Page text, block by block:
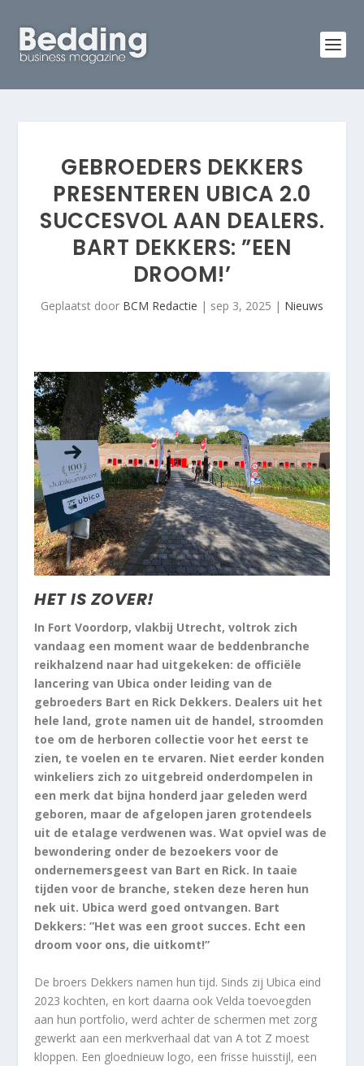
GEBROEDERS DEKKERS
PRESENTEREN UBICA 2.0
SUCCESVOL AAN DEALERS.
BART DEKKERS: ”EEN
DROOM!’
Geplaatst door BCM Redactie | sep 3, 2025 | Nieuws
HET IS ZOVER!
In Fort Voordorp, vlakbij Utrecht, voltrok zich
vandaag een moment waar de beddenbranche
reikhalzend naar had uitgekeken: de officiële
lancering van Ubica onder leiding van de
gebroeders Bart en Rick Dekkers. Dealers uit het
hele land, grote namen uit de handel, stroomden
toe om de herboren collectie voor het eerst te
zien, te voelen en te ervaren. Niet eerder konden
winkeliers zich zo uitgebreid onderdompelen in
een merk dat bijna honderd jaar geleden werd
geboren, maar de afgelopen jaren grotendeels
uit de etalage verdwenen was. Wat opviel was de
bewondering onder de bezoekers voor de
ondernemersgeest van Bart en Rick. In taaie
tijden voor de branche, steken deze heren hun
nek uit. Ubica werd goed ontvangen. Bart
Dekkers: ”Het was een groot succes. Echt een
droom voor ons, die uitkomt!”
De broers Dekkers namen hun tijd. Sinds zij Ubica eind
2023 kochten, en kort daarna ook Velda toevoegden
aan hun portfolio, werd achter de schermen met zorg
gewerkt aan een merkverhaal dat van A tot Z moest
kloppen. Een gloednieuw logo, een frisse huisstijl, een